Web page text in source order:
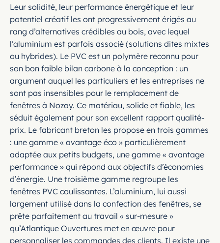
Leur solidité, leur performance énergétique et leur
potentiel créatif les ont progressivement érigés au
rang d’alternatives crédibles au bois, avec lequel
l’aluminium est parfois associé (solutions dites mixtes
ou hybrides). Le PVC est un polymère reconnu pour
son bon faible bilan carbone à la conception : un
argument auquel les particuliers et les entreprises ne
sont pas insensibles pour le remplacement de
fenêtres à Nozay. Ce matériau, solide et fiable, les
séduit également pour son excellent rapport qualité-
prix. Le fabricant breton les propose en trois gammes
: une gamme « avantage éco » particulièrement
adaptée aux petits budgets, une gamme « avantage
performance » qui répond aux objectifs d’économies
d’énergie. Une troisième gamme regroupe les
fenêtres PVC coulissantes. L’aluminium, lui aussi
largement utilisé dans la confection des fenêtres, se
prête parfaitement au travail « sur-mesure »
qu’Atlantique Ouvertures met en œuvre pour
personnaliser les commandes des clients. Il existe une